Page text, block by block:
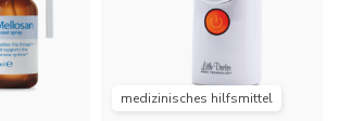
medizinisches hilfsmittel